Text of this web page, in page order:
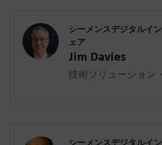
シーメンスデジタルイ
ェア
Jim Davies
技術ソリューション
シーメンスデジタルイ